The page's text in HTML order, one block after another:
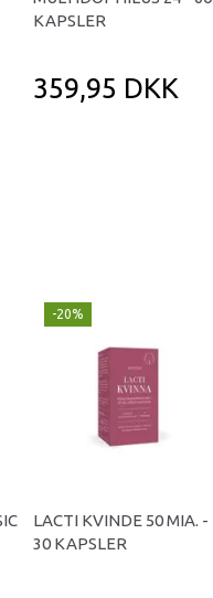
KAPSLER
359,95 DKK
-20%
LACTI KVINDE 50 MIA. -
30 KAPSLER